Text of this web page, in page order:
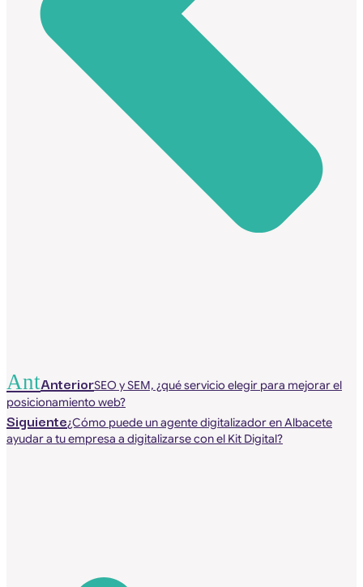
AntAnteriorSEO y SEM, ¿qué servicio elegir para mejorar el
posicionamiento web?
Siguiente¿Cómo puede un agente digitalizador en Albacete
ayudar a tu empresa a digitalizarse con el Kit Digital?